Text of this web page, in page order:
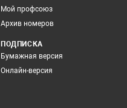
Мой профсоюз
Архив номеров
ПОДПИСКА
Бумажная версия
Онлайн-версия